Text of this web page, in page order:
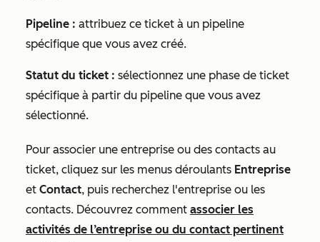
Pipeline : attribuez ce ticket à un pipeline
spécifique que vous avez créé.
Statut du ticket : sélectionnez une phase de ticket
spécifique à partir du pipeline que vous avez
sélectionné.
Pour associer une entreprise ou des contacts au
ticket, cliquez sur les menus déroulants Entreprise
et Contact, puis recherchez l'entreprise ou les
contacts. Découvrez comment associer les
activités de l’entreprise ou du contact pertinent